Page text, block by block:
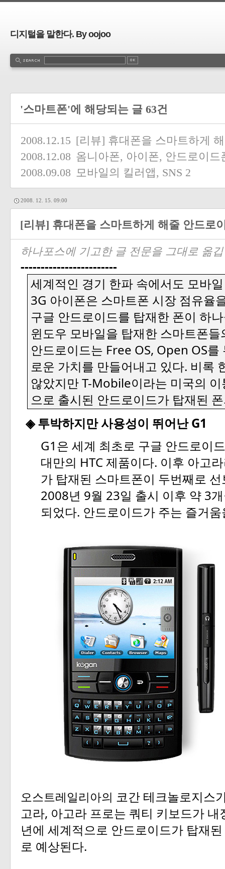
디지털을 말한다. By oojoo
'스마트폰'에 해당되는 글 63건
2008.12.15 [리뷰] 휴대폰을 스마트하게
2008.12.08 옴니아폰, 아이폰, 안드로이드
2008.09.08 모바일의 킬러앱, SNS 2
2008. 12. 15. 09:00
[리뷰] 휴대폰을 스마트하게 해줄 안드로
하나포스에 기고한 글 전문을 그대로 옮
------------------------
세계적인 경기 한파 속에서도 모바일
3G 아이폰은 스마트폰 시장 점유율
구글 안드로이드를 탑재한 폰이
하
윈도우 모바일을 탑재한 스마트폰들
안드로이드는 Free OS, Open OS를
로운 가치를 만들어내고 있다. 비록
않았지만T-Mobile이라는 미국의 이
으로 출시된 안드로이드가 탑재된
◈ 투박하지만 사용성이 뛰어난G1
G1 은 세계 최초로 구글 안드로이
대만의 HTC 제품이다. 이후 아고
가 탑재된 스마트폰이 두번째로 선
2008년 9월 23일 출시 이후 약 3
되었다. 안드로이드가 주는 즐거움
오스트레일리아의 코간 테크놀로지스
고라, 아고라 프로는 쿼티 키보드가 내
년에 세계적으로 안드로이드가 탑재된
로 예상된다.
«